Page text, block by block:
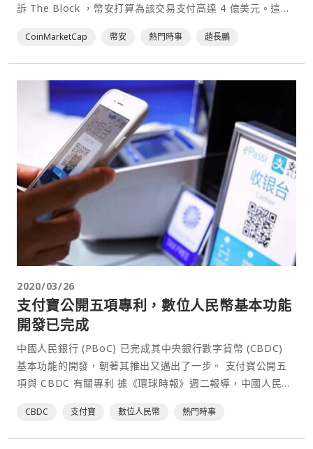
訴 The Block ，幣安打算為該交易支付高達 4 億美元。這筆
密貨幣領域最大的收⋯
CoinMarketCap 幣安 熱門時事 趙長鵬
2020/03/26
支付寶公開五項專利，數位人民幣基本功能
開發已完成
中國人民銀行 (PBoC) 已完成其中央銀行數字貨幣 (CBDC)
基本功能的開發，朝著其推出又邁出了一步。 支付寶公開五
項與 CBDC 有關專利 據《環球時報》週二報導，中國人民銀
CBDC 支付寶 數位人民幣 熱門時事